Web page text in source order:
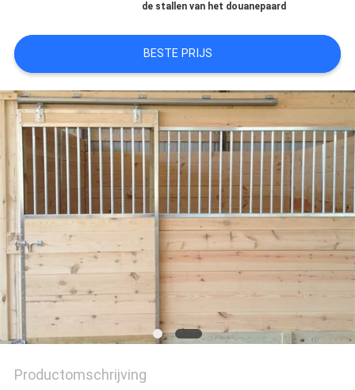
SITEMAP
PRIVACYBELEID
de stallen van het douanepaard
BESTE PRIJS
Productomschrijving